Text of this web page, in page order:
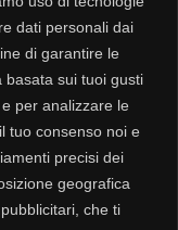
dati personali dai
di garantire le
basata sui tuoi gusti
per analizzare le
tuo consenso noi e
precisi dei
geografica
che ti